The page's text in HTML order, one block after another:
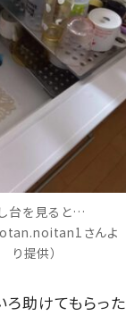
台を見ると…
さんよ
り提供）
助けてもらっ